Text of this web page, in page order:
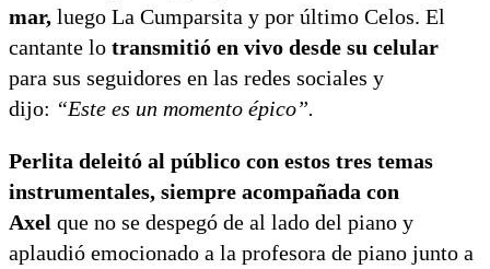
mar, luego La Cumparsita y por último Celos. El
cantante lo transmitió en vivo desde su celular
para sus seguidores en las redes sociales y
dijo: “Este es un momento épico”.
Perlita deleitó al público con estos tres temas
instrumentales, siempre acompañada con
Axel que no se despegó de al lado del piano y
aplaudió emocionado a la profesora de piano junto a